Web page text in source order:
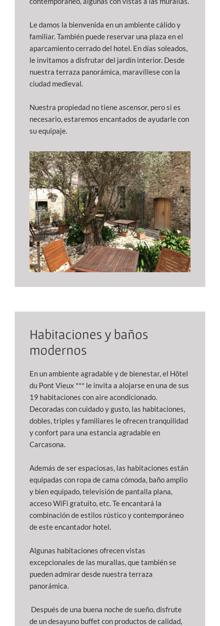
Le damos la bienvenida en un ambiente cálido y
familiar. También puede reservar una plaza en el
aparcamiento cerrado del hotel. En días soleados,
le invitamos a disfrutar del jardín interior. Desde
nuestra terraza panorámica, maravíllese con la
ciudad medieval.
Nuestra propiedad no tiene ascensor, pero si es
necesario, estaremos encantados de ayudarle con
su equipaje.
Habitaciones y baños
modernos
En un ambiente agradable y de bienestar, el Hôtel
du Pont Vieux *** le invita a alojarse en una de sus
19 habitaciones con aire acondicionado.
Decoradas con cuidado y gusto, las habitaciones,
dobles, triples y familiares le ofrecen tranquilidad
y confort para una estancia agradable en
Carcasona.
Además de ser espaciosas, las habitaciones están
equipadas con ropa de cama cómoda, baño amplio
y bien equipado, televisión de pantalla plana,
acceso WiFi gratuito, etc. Te encantará la
combinación de estilos rústico y contemporáneo
de este encantador hotel.
Algunas habitaciones ofrecen vistas
excepcionales de las murallas, que también se
pueden admirar desde nuestra terraza
panorámica.
Después de una buena noche de sueño, disfrute
de un desayuno buffet con productos de calidad,